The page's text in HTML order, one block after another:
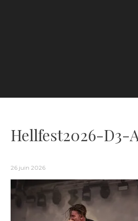
Hellfest2026-D3-
26 juin 2026